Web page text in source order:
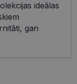
ideālas
gan